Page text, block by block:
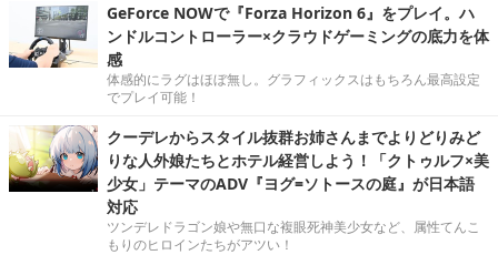
GeForce NOWで『Forza Horizon 6』をプレイ。ハ
ンドルコントローラー×クラウドゲーミングの底力を体
感
体感的にラグはほぼ無し。グラフィックスはもちろん最高設定
でプレイ可能！
クーデレからスタイル抜群お姉さんまでよりどりみど
りな人外娘たちとホテル経営しよう！「クトゥルフ×美
少女」テーマのADV『ヨグ=ソトースの庭』が日本語
対応
ツンデレドラゴン娘や無口な複眼死神美少女など、属性てんこ
もりのヒロインたちがアツい！